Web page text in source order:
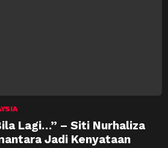
Lagi…” – Siti Nurhaliza
Jadi Kenyataan